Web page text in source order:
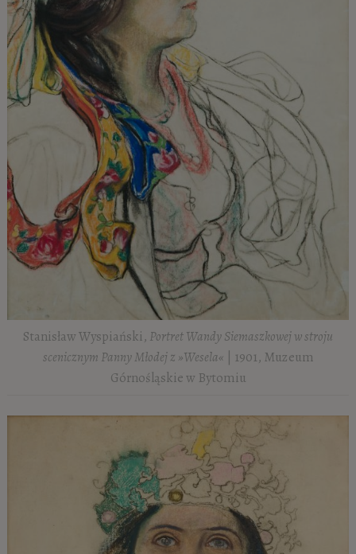
Stanisław Wyspiański, Portret Wandy Siemaszkowej w stroju
scenicznym Panny Młodej z »Wesela« | 1901, Muzeum
Górnośląskie w Bytomiu